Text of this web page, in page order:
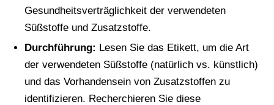
Gesundheitsverträglichkeit der verwendeten
Süßstoffe und Zusatzstoffe.
Durchführung: Lesen Sie das Etikett, um die Art
der verwendeten Süßstoffe (natürlich vs. künstlich)
und das Vorhandensein von Zusatzstoffen zu
identifizieren. Recherchieren Sie diese